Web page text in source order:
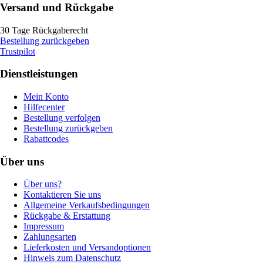
Versand und Rückgabe
30 Tage Rückgaberecht
Bestellung zurückgeben
Trustpilot
Dienstleistungen
Mein Konto
Hilfecenter
Bestellung verfolgen
Bestellung zurückgeben
Rabattcodes
Über uns
Über uns?
Kontaktieren Sie uns
Allgemeine Verkaufsbedingungen
Rückgabe & Erstattung
Impressum
Zahlungsarten
Lieferkosten und Versandoptionen
Hinweis zum Datenschutz